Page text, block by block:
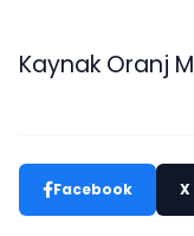
Kaynak Oranj
Facebook